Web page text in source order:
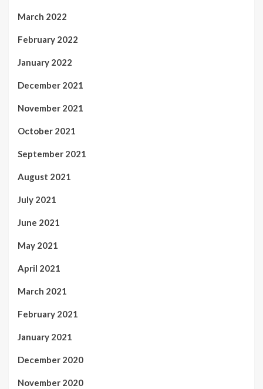
March 2022
February 2022
January 2022
December 2021
November 2021
October 2021
September 2021
August 2021
July 2021
June 2021
May 2021
April 2021
March 2021
February 2021
January 2021
December 2020
November 2020